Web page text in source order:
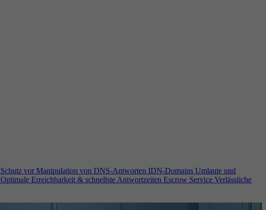
Schutz vor Manipulation von DNS-Antworten IDN-Domains Umlaute und
Optimale Erreichbarkeit & schnellste Antwortzeiten Escrow Service Verlässliche